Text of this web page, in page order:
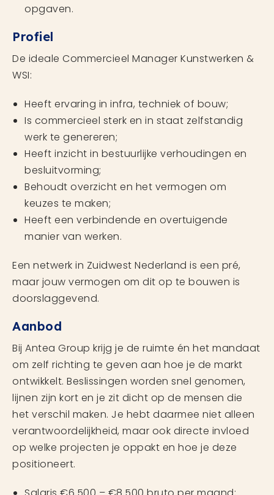
opgaven.
Profiel
De ideale Commercieel Manager Kunstwerken &
WSI:
Heeft ervaring in infra, techniek of bouw;
Is commercieel sterk en in staat zelfstandig
werk te genereren;
Heeft inzicht in bestuurlijke verhoudingen en
besluitvorming;
Behoudt overzicht en het vermogen om
keuzes te maken;
Heeft een verbindende en overtuigende
manier van werken.
Een netwerk in Zuidwest Nederland is een pré,
maar jouw vermogen om dit op te bouwen is
doorslaggevend.
Aanbod
Bij Antea Group krijg je de ruimte én het mandaat
om zelf richting te geven aan hoe je de markt
ontwikkelt. Beslissingen worden snel genomen,
lijnen zijn kort en je zit dicht op de mensen die
het verschil maken. Je hebt daarmee niet alleen
verantwoordelijkheid, maar ook directe invloed
op welke projecten je oppakt en hoe je deze
positioneert.